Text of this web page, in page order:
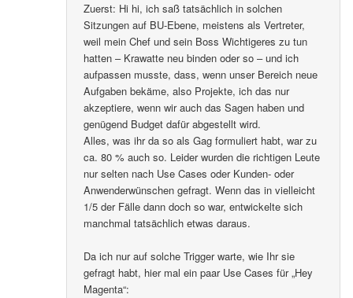
Zuerst: Hi hi, ich saß tatsächlich in solchen
Sitzungen auf BU-Ebene, meistens als Vertreter,
weil mein Chef und sein Boss Wichtigeres zu tun
hatten – Krawatte neu binden oder so – und ich
aufpassen musste, dass, wenn unser Bereich neue
Aufgaben bekäme, also Projekte, ich das nur
akzeptiere, wenn wir auch das Sagen haben und
genügend Budget dafür abgestellt wird.
Alles, was ihr da so als Gag formuliert habt, war zu
ca. 80 % auch so. Leider wurden die richtigen Leute
nur selten nach Use Cases oder Kunden- oder
Anwenderwünschen gefragt. Wenn das in vielleicht
1/5 der Fälle dann doch so war, entwickelte sich
manchmal tatsächlich etwas daraus.
Da ich nur auf solche Trigger warte, wie Ihr sie
gefragt habt, hier mal ein paar Use Cases für „Hey
Magenta“: